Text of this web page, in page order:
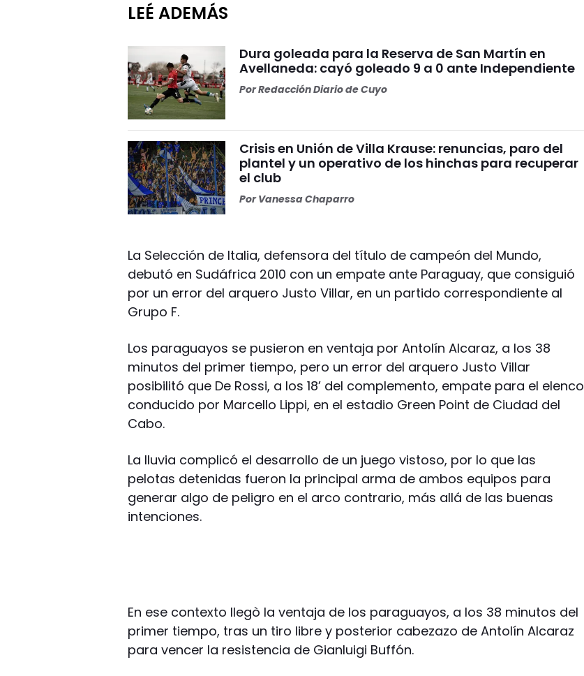
LEÉ ADEMÁS
Dura goleada para la Reserva de San Martín en
Avellaneda: cayó goleado 9 a 0 ante Independiente
PorRedacción Diario de Cuyo
Crisis en Unión de Villa Krause: renuncias, paro del
plantel y un operativo de los hinchas para recuperar
el club
PorVanessa Chaparro
La Selección de Italia, defensora del título de campeón del Mundo,
debutó en Sudáfrica 2010 con un empate ante Paraguay, que consiguió
por un error del arquero Justo Villar, en un partido correspondiente al
Grupo F.
Los paraguayos se pusieron en ventaja por Antolín Alcaraz, a los 38
minutos del primer tiempo, pero un error del arquero Justo Villar
posibilitó que De Rossi, a los 18’ del complemento, empate para el elenco
conducido por Marcello Lippi, en el estadio Green Point de Ciudad del
Cabo.
La lluvia complicó el desarrollo de un juego vistoso, por lo que las
pelotas detenidas fueron la principal arma de ambos equipos para
generar algo de peligro en el arco contrario, más allá de las buenas
intenciones.
En ese contexto llegò la ventaja de los paraguayos, a los 38 minutos del
primer tiempo, tras un tiro libre y posterior cabezazo de Antolín Alcaraz
para vencer la resistencia de Gianluigi Buffón.